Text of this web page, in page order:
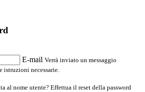
E-mail Verrà inviato un messaggio
necessarie.
al nome utente? Effettua il reset della password